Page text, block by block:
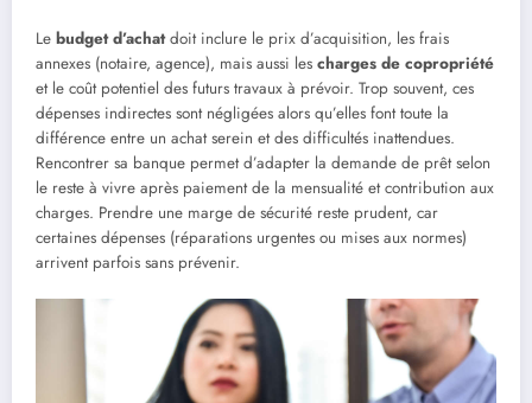
Le budget d’achatdoit inclure le prix d’acquisition, les frais
annexes (notaire, agence), mais aussi les charges de copropriété
et le coût potentiel des futurs travaux à prévoir. Trop souvent, ces
dépenses indirectes sont négligées alors qu’elles font toute la
différence entre un achat serein et des difficultés inattendues.
Rencontrer sa banque permet d’adapter la demande de prêt selon
le reste à vivre après paiement de la mensualité et contribution aux
charges. Prendre une marge de sécurité reste prudent, car
certaines dépenses (réparations urgentes ou mises aux normes)
arrivent parfois sans prévenir.